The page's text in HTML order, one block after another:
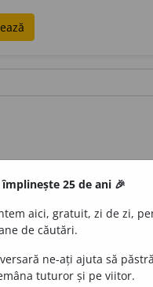
împlinește 25 de ani 🎉
aici, gratuit, zi de zi,
de căutări.
ne-ați ajuta să
tuturor și pe viitor.